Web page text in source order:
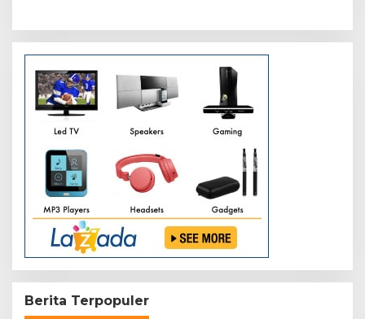
Berita Terpopuler